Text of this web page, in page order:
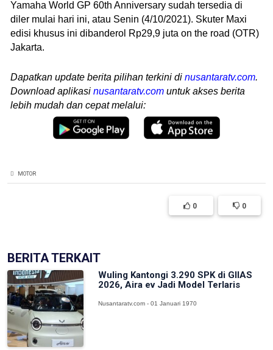
Yamaha World GP 60th Anniversary sudah tersedia di
diler mulai hari ini, atau Senin (4/10/2021). Skuter Maxi
edisi khusus ini dibanderol Rp29,9 juta on the road (OTR)
Jakarta.
Dapatkan update berita pilihan terkini di nusantaratv.com.
Download aplikasi nusantaratv.com untuk akses berita
lebih mudah dan cepat melalui:
MOTOR
0 0
BERITA TERKAIT
Wuling Kantongi 3.290 SPK di GIIAS
2026, Aira ev Jadi Model Terlaris
Nusantaratv.com - 01 Januari 1970